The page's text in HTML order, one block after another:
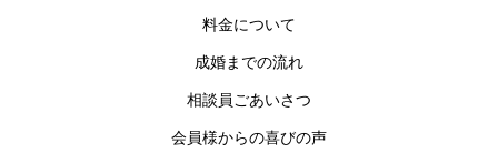
料金について
成婚までの流れ
相談員ごあいさつ
会員様からの喜びの声